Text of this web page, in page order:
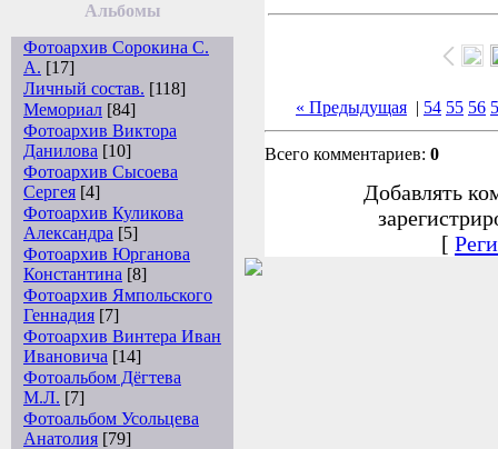
Альбомы
Фотоархив Сорокина С.
А. [17]
Личный состав. [118]
Мемориал [84]
Фотоархив Виктора
Данилова [10]
Фотоархив Сысоева
Сергея [4]
Фотоархив Куликова
Александра [5]
Фотоархив Юрганова
Константина [8]
Фотоархив Ямпольского
Геннадия [7]
Фотоархив Винтера Иван
Ивановича [14]
Фотоальбом Дёгтева
М.Л. [7]
Фотоальбом Усольцева
Анатолия [79]
« Предыдущая | 54 55 56
Всего комментариев: 0
Добавлять
[